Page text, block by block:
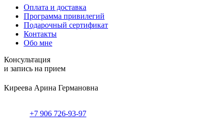
Оплата и доставка
Программа привилегий
Подарочный сертификат
Контакты
Обо мне
Консультация
и запись на прием
Киреева Арина Германовна
+7 906 726-93-97